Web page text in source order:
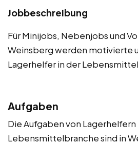
Jobbeschreibung
Für Minijobs, Nebenjobs und
Weinsberg werden motivierte
Lagerhelfer in der
Aufgaben
Die Aufgaben von Lagerhelfern
Lebensmittelbranche sind in